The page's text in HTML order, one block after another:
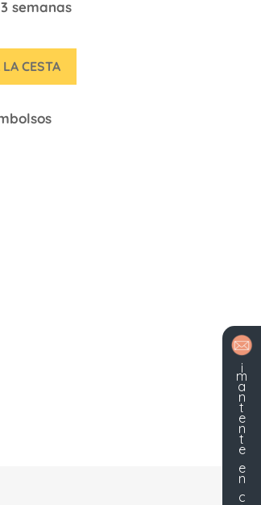
semanas
CESTA
¡
m
a
n
t
e
n
t
e
e
n
c